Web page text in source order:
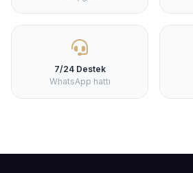
7/24 Destek
WhatsApp hattı